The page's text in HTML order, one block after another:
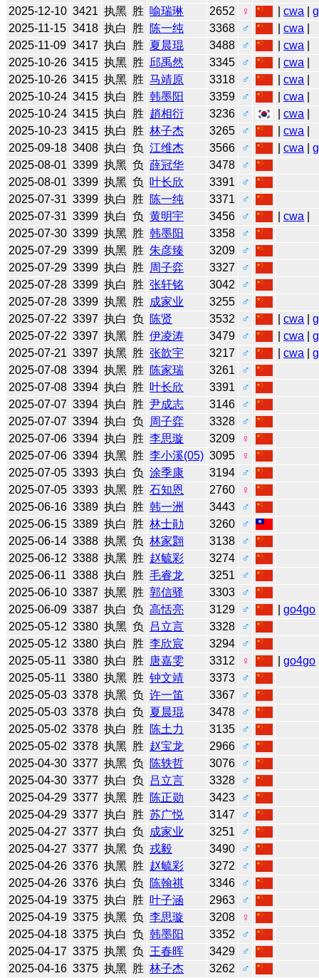
2025-12-10 3421 执黑 胜 喻瑞琳 2652 ♀ |cwa |
2025-11-15 3418 执白 胜 陈一纯 3368 ♂ |cwa
2025-11-09 3417 执白 胜 夏晨琨 3488 ♂ |cwa
2025-10-26 3415 执黑 胜 邱禹然 3345 ♂ |cwa
2025-10-26 3415 执黑 胜 马靖原 3318 ♂ |cwa
2025-10-24 3415 执白 胜 韩墨阳 3359 ♂ |cwa
2025-10-24 3415 执白 胜 趙相衍 3236 ♂ |cwa
2025-10-23 3415 执白 胜 林子杰 3265 ♂ |cwa
2025-09-18 3408 执白 负 江维杰 3566 ♂ |cwa |
2025-08-01 3399 执黑 负 薛冠华 3478
♂
2025-08-01 3399 执黑 负 叶长欣 3391
♂
2025-07-31 3399 执白 胜 陈一纯 3371
♂
2025-07-31 3399 执白 负 黄明宇 3456 ♂ |cwa
2025-07-30 3399 执黑 胜 韩墨阳 3358
♂
2025-07-29 3399 执黑 胜 朱彦臻 3209
♂
2025-07-29 3399 执白 胜 周子弈 3327
♂
2025-07-28 3399 执白 胜 张轩铭 3042
♂
2025-07-28 3399 执黑 胜 成家业 3255
♂
2025-07-22 3397 执白 负 陈贤 3532 ♂ |cwa |
2025-07-22 3397 执黑 胜 伊凌涛 3479 ♂ |cwa |
2025-07-21 3397 执黑 胜 张歆宇 3217 ♂ |cwa |
2025-07-08 3394 执黑 胜 陈家瑞 3261
♂
2025-07-08 3394 执白 胜 叶长欣 3391
♂
2025-07-07 3394 执白 胜 尹成志 3146
♂
2025-07-07 3394 执白 负 周子弈 3328
♂
2025-07-06 3394 执白 胜 李思璇 3209
♀
2025-07-06 3394 执黑 胜 李小溪(05) 3095
♀
2025-07-05 3393 执白 负 涂季康 3194
♂
2025-07-05 3393 执黑 胜 石知恩 2760
♀
2025-06-16 3389 执白 胜 韩一洲 3443
♂
2025-06-15 3389 执白 胜 林士勛 3260
♂
2025-06-14 3388 执黑 负 林家翾 3138
♂
2025-06-12 3388 执黑 胜 赵毓彩 3274
♂
2025-06-11 3388 执白 胜 毛睿龙 3251
♂
2025-06-10 3387 执黑 胜 郭信驿 3303
♂
2025-06-09 3387 执白 负 高恬亮 3129 ♂ |go4go
2025-05-12 3380 执黑 负 吕立言 3328
♂
2025-05-12 3380 执白 胜 李欣宸 3294
♂
2025-05-11 3380 执白 胜 唐嘉雯 3312 ♀ |go4go
2025-05-11 3380 执黑 胜 钟文靖 3373
♂
2025-05-03 3378 执黑 负 许一笛 3367
♂
2025-05-03 3378 执白 负 夏晨琨 3478
♂
2025-05-02 3378 执白 胜 陈土力 3135
♂
2025-05-02 3378 执黑 胜 赵宝龙 2966
♂
2025-04-30 3377 执黑 负 陈轶哲 3076
♂
2025-04-30 3377 执白 负 吕立言 3328
♂
2025-04-29 3377 执黑 胜 陈正勋 3423
♂
2025-04-29 3377 执白 胜 苏广悦 3147
♂
2025-04-27 3377 执白 负 成家业 3251
♂
2025-04-27 3377 执黑 负 戎毅 3490
♂
2025-04-26 3376 执黑 胜 赵毓彩 3272
♂
2025-04-26 3376 执白 负 陈翰祺 3346
♂
2025-04-19 3375 执白 胜 叶子涵 2963
♂
2025-04-19 3375 执黑 负 李思璇 3208
♀
2025-04-18 3375 执白 负 韩墨阳 3352
♂
2025-04-17 3375 执黑 负 王春晖 3429
♂
2025-04-16 3375 执黑 胜 林子杰 3262 ♂